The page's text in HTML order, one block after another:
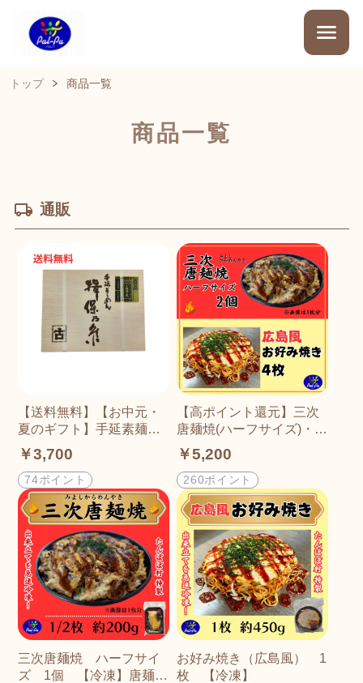
トップ 商品一覧
商品一覧
通販
【送料無料】【お中元・
夏のギフト】手延素麺
揖保乃糸 特級古（ひ
ね） KT-30A 50g×15
束
￥3,700
74ポイント
【高ポイント還元】三次
唐麺焼(ハーフサイズ)・広
島風お好み焼きセット
【冷凍】辛口カープソー
ス・オタフクお好みソー
ス小袋30g付き
￥5,200
260ポイント
三次唐麺焼 ハーフサイ
ズ 1個 【冷凍】唐麺・
お好み焼き（広島風） 1
枚 【冷凍】